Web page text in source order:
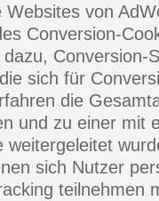
Websites von
Conversion-
Conversion-
sich für
die
und zu einer mit
weitergeleitet
sich Nutzer
teilnehmen